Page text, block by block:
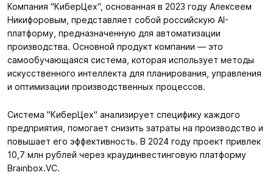
Компания "КиберЦех", основанная в 2023 году Алексеем
Никифоровым, представляет собой российскую AI-
платформу, предназначенную для автоматизации
производства. Основной продукт компании — это
самообучающаяся система, которая использует методы
искусственного интеллекта для планирования, управления
и оптимизации производственных процессов.
Система "КиберЦех" анализирует специфику каждого
предприятия, помогает снизить затраты на производство и
повышает его эффективность. В 2024 году проект привлек
10,7 млн рублей через краудинвестинговую платформу
Brainbox.VC.